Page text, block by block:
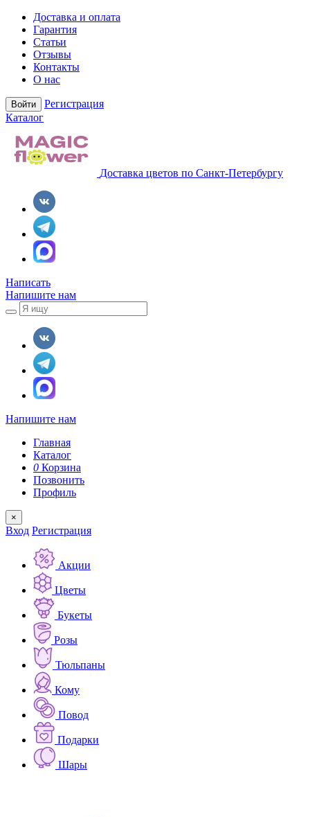
Доставка и оплата
Гарантия
Статьи
Отзывы
Контакты
О нас
Войти
Регистрация
Каталог
Доставка цветов по Санкт-Петербургу
Написать
Напишите нам
Напишите нам
Главная
Каталог
0 Корзина
Позвонить
Профиль
×
Вход Регистрация
Акции
Цветы
Букеты
Розы
Тюльпаны
Кому
Повод
Подарки
Шары